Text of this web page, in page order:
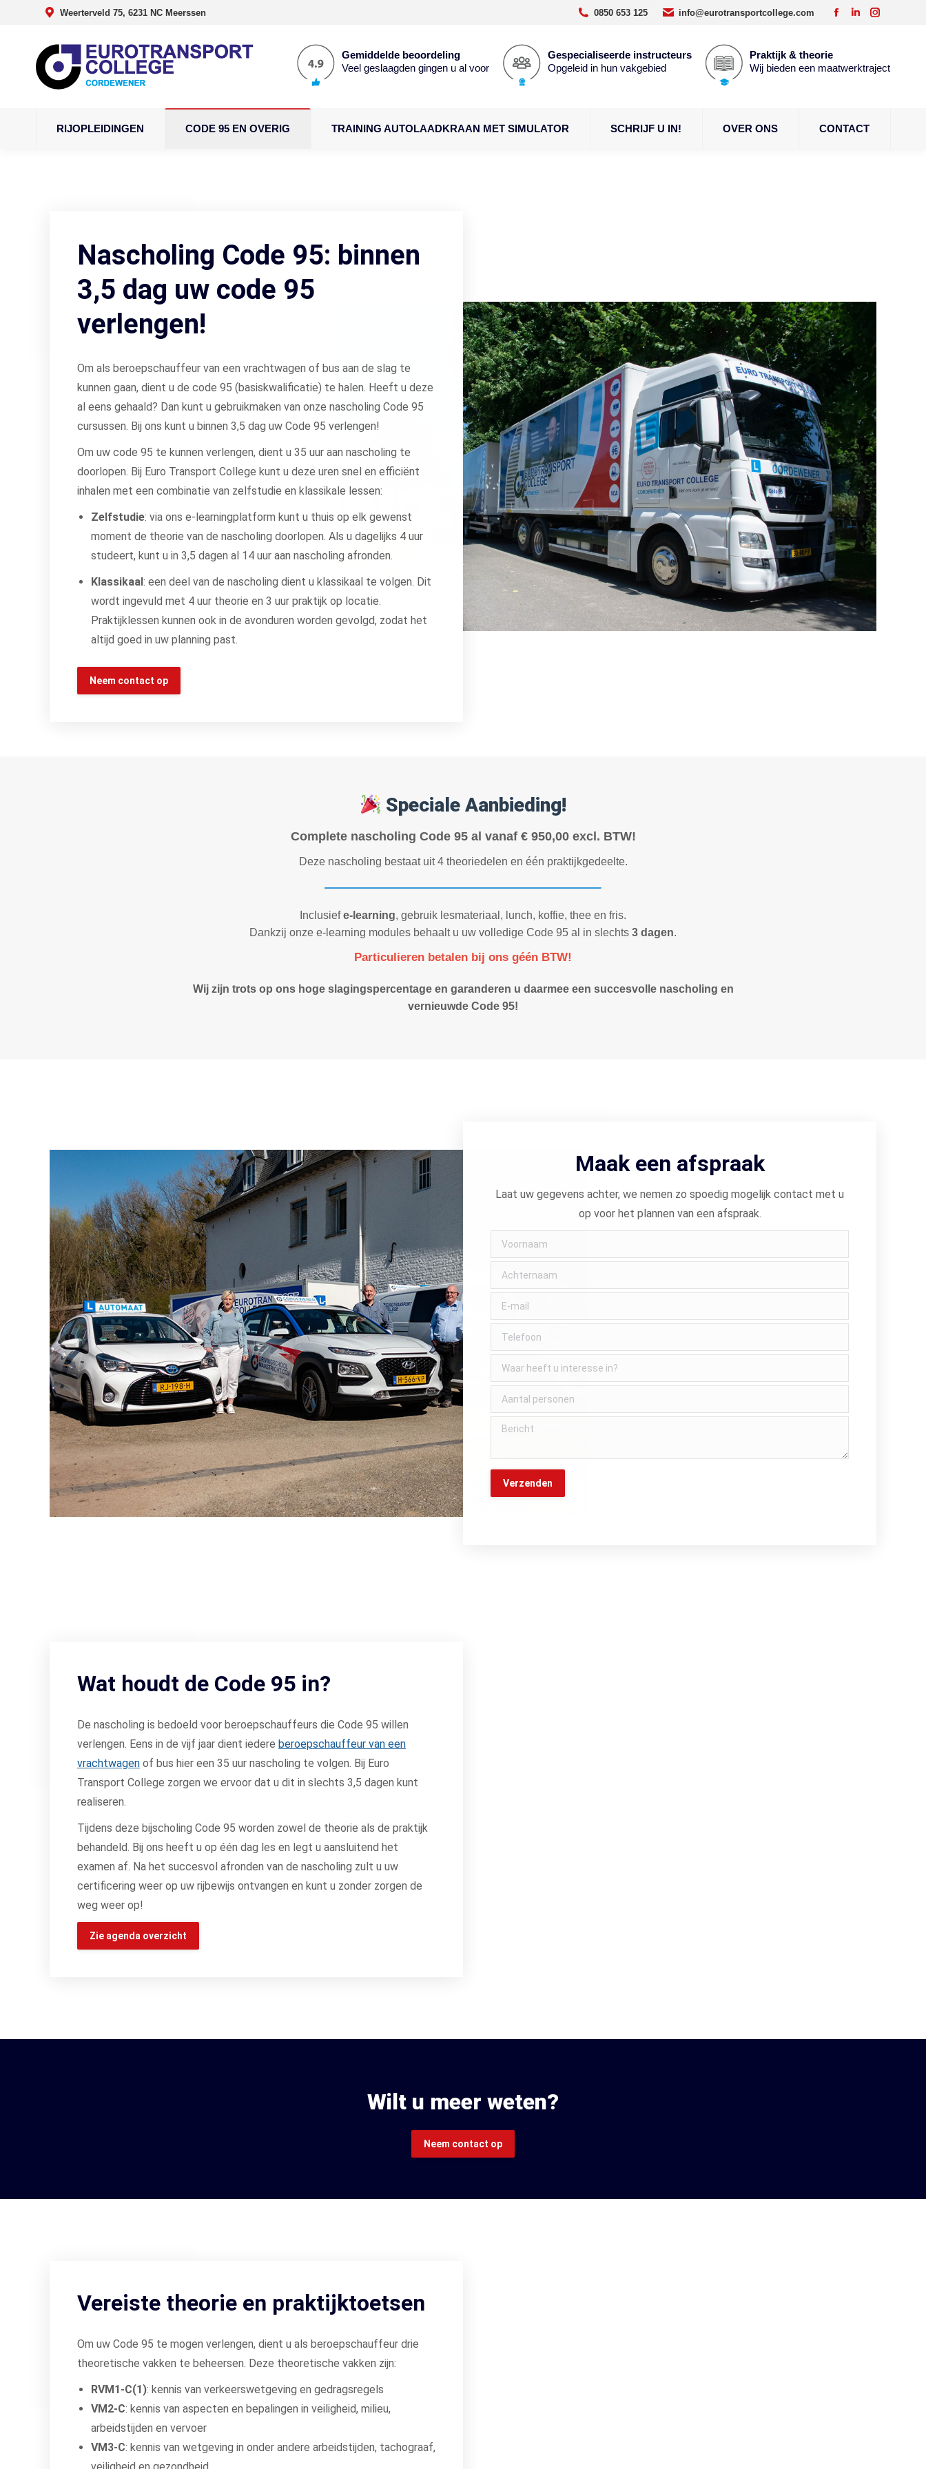
Weerterveld 75, 6231 NC Meerssen 0850 653 125 info@eurotransportcollege.com
Facebook
in
Linkedin
in
Instagram
in
Gemiddelde beoordeling
Veel geslaagden gingen u al voor
Gespecialiseerde instructeurs
Opgeleid in hun vakgebied
Praktijk & theorie
Wij bieden een maatwerktraject
RIJOPLEIDINGEN CODE 95 EN OVERIG TRAINING AUTOLAADKRAAN MET SIMULATOR SCHRIJF U IN! OVER ONS CONTACT
Nascholing Code 95: binnen
3,5 dag uw code 95
verlengen!
Om als beroepschauffeur van een vrachtwagen of bus aan de slag te
kunnen gaan, dient u de code 95 (basiskwalificatie) te halen. Heeft u deze
al eens gehaald? Dan kunt u gebruikmaken van onze nascholing Code 95
cursussen. Bij ons kunt u binnen 3,5 dag uw Code 95 verlengen!
Om uw code 95 te kunnen verlengen, dient u 35 uur aan nascholing te
doorlopen. Bij Euro Transport College kunt u deze uren snel en efficiënt
inhalen met een combinatie van zelfstudie en klassikale lessen:
Zelfstudie: via ons e-learningplatform kunt u thuis op elk gewenst
moment de theorie van de nascholing doorlopen. Als u dagelijks 4 uur
studeert, kunt u in 3,5 dagen al 14 uur aan nascholing afronden.
Klassikaal: een deel van de nascholing dient u klassikaal te volgen. Dit
wordt ingevuld met 4 uur theorie en 3 uur praktijk op locatie.
Praktijklessen kunnen ook in de avonduren worden gevolgd, zodat het
altijd goed in uw planning past.
Neem contact op
Speciale Aanbieding!
Complete nascholing Code 95 al vanaf € 950,00 excl. BTW!
Deze nascholing bestaat uit 4 theoriedelen en één praktijkgedeelte.
Inclusiefe-learning, gebruik lesmateriaal, lunch, koffie, thee en fris.
Dankzij onze e-learning modules behaalt u uw volledige Code 95 al in slechts 3 dagen.
Particulieren betalen bij ons géén BTW!
Wij zijn trots op ons hoge slagingspercentage en garanderen u daarmee een succesvolle nascholing en
vernieuwde Code 95!
Maak een afspraak
Laat uw gegevens achter, we nemen zo spoedig mogelijk contact met u
op voor het plannen van een afspraak.
Wat houdt de Code 95 in?
De nascholing is bedoeld voor beroepschauffeurs die Code 95 willen
verlengen. Eens in de vijf jaar dient iedere beroepschauffeur van een
vrachtwagen of bus hier een 35 uur nascholing te volgen. Bij Euro
Transport College zorgen we ervoor dat u dit in slechts 3,5 dagen kunt
realiseren.
Tijdens deze bijscholing Code 95 worden zowel de theorie als de praktijk
behandeld. Bij ons heeft u op één dag les en legt u aansluitend het
examen af. Na het succesvol afronden van de nascholing zult u uw
certificering weer op uw rijbewijs ontvangen en kunt u zonder zorgen de
weg weer op!
Zie agenda overzicht
Wilt u meer weten?
Neem contact op
Vereiste theorie en praktijktoetsen
Om uw Code 95 te mogen verlengen, dient u als beroepschauffeur drie
theoretische vakken te beheersen. Deze theoretische vakken zijn:
RVM1-C(1): kennis van verkeerswetgeving en gedragsregels
VM2-C: kennis van aspecten en bepalingen in veiligheid, milieu,
arbeidstijden en vervoer
VM3-C: kennis van wetgeving in onder andere arbeidstijden, tachograaf,